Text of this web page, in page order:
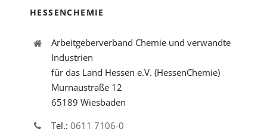
HESSENCHEMIE
Arbeitgeberverband Chemie und verwandte
Industrien
für das Land Hessen e.V. (HessenChemie)
Murnaustraße 12
65189 Wiesbaden
Tel.: 0611 7106-0